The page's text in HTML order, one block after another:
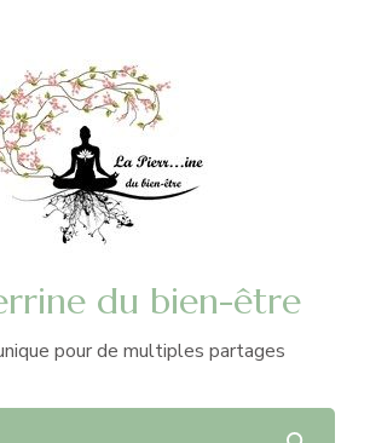
du bien-être
pour de multiples partages